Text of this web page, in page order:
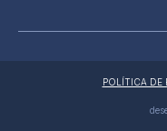
POLÍTICA DE